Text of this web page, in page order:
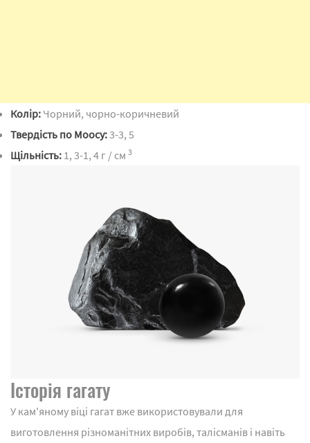
Колір: Чорний, чорно-коричневий
Твердість по Моосу:3-3, 5
Щільність: 1, 3-1, 4 г / см 3
Історія гагату
У кам'яному віці гагат вже використовували для
виготовлення різноманітних виробів, талісманів і навіть